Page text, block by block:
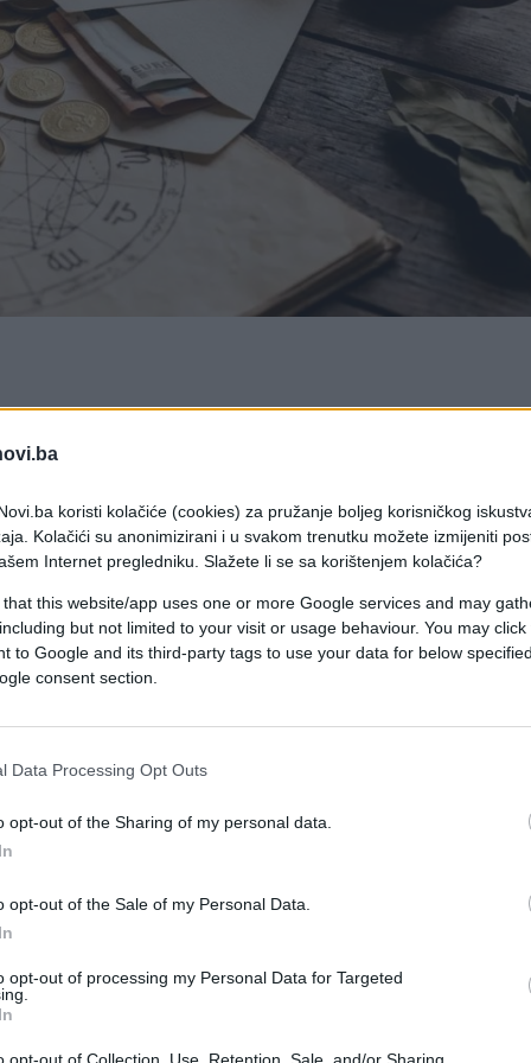
koristi kolačiće (cookies) za pružanje boljeg korisničkog
Kolačići su anonimizirani i u svakom trenutku možete izmijeniti
Internet pregledniku. Slažete li se sa korištenjem kolačića?
that this website/app uses one or more Google services and may
but not limited to your visit or usage behaviour. You may
to Google and its third-party tags to use your data for below
consent section.
Data Processing Opt Outs
opt-out of the Sharing of my personal data.
opt-out of the Sale of my Personal Data.
opt-out of processing my Personal Data for Targeted
finansijske dobitke za pet horoskopskih
Škorpije i Jarčevi ulaze u period u kojem
isplate zaostalih potraživanja ili rješavanje
najveći jednokratni priliv novca, dok bi
Lavovima se otvaraju prilike za napredovanje
jednom važnom pozivu ili poruci.
a koji bi im mogao donijeti značajnu
prilike i dokumentaciju, jer upravo tu mnoge